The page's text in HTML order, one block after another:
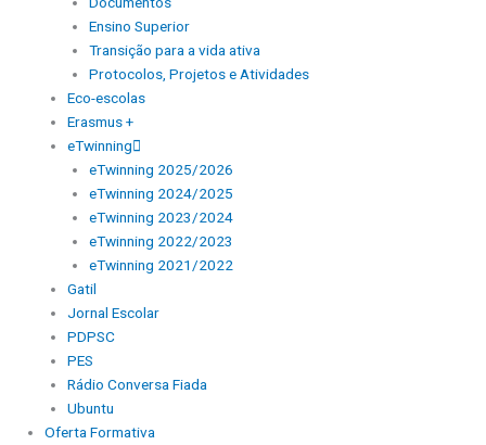
Ensino Superior
Transição para a vida ativa
Protocolos, Projetos e Atividades
Eco-escolas
Erasmus +
eTwinning
eTwinning 2025/2026
eTwinning 2024/2025
eTwinning 2023/2024
eTwinning 2022/2023
eTwinning 2021/2022
Gatil
Jornal Escolar
PDPSC
PES
Rádio Conversa Fiada
Ubuntu
Oferta Formativa